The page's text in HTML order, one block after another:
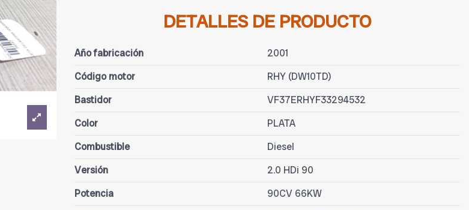
DETALLES DE PRODUCTO
Año fabricación
2001
Código motor
RHY (DW10TD)
Bastidor
VF37ERHYF33294532
Color
PLATA
Combustible
Diesel
Versión
2.0 HDi 90
Potencia
90CV 66KW